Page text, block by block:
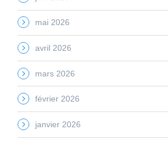
mai 2026
avril 2026
mars 2026
février 2026
janvier 2026